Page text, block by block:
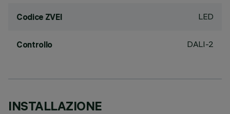
Codice ZVEI LED
Controllo DALI-2
INSTALLAZIONE